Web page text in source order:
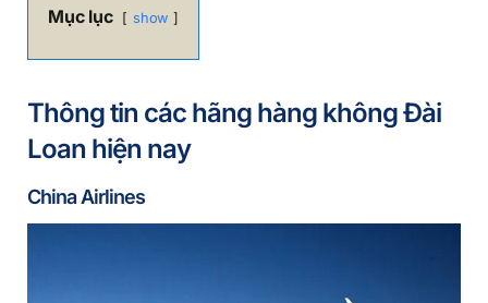
Mục lục show
Thông tin các hãng hàng không Đài
Loan hiện nay
China Airlines